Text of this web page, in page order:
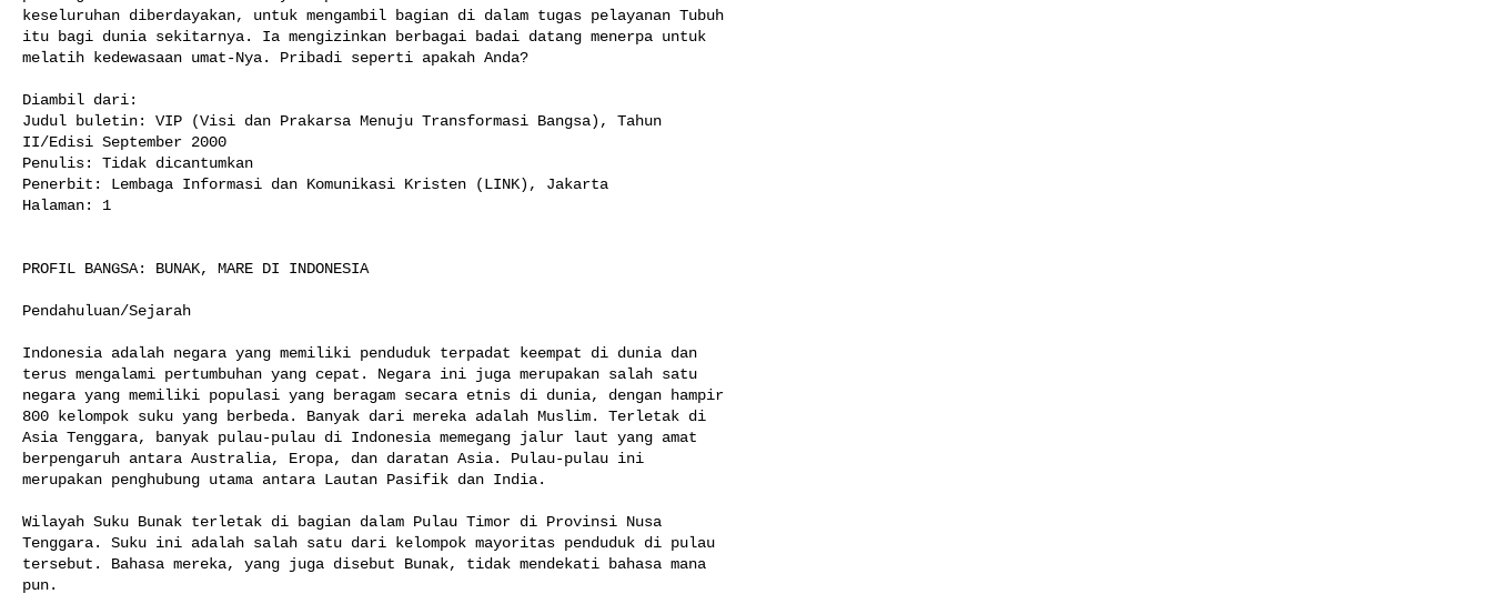
keseluruhan diberdayakan, untuk mengambil bagian di dalam tugas pelayanan Tubuh
itu bagi dunia sekitarnya. Ia mengizinkan berbagai badai datang menerpa untuk
melatih kedewasaan umat-Nya. Pribadi seperti apakah Anda?
Diambil dari:
Judul buletin: VIP (Visi dan Prakarsa Menuju Transformasi Bangsa), Tahun
II/Edisi September 2000
Penulis: Tidak dicantumkan
Penerbit: Lembaga Informasi dan Komunikasi Kristen (LINK), Jakarta
Halaman: 1
PROFIL BANGSA: BUNAK, MARE DI INDONESIA
Pendahuluan/Sejarah
Indonesia adalah negara yang memiliki penduduk terpadat keempat di dunia dan
terus mengalami pertumbuhan yang cepat. Negara ini juga merupakan salah satu
negara yang memiliki populasi yang beragam secara etnis di dunia, dengan hampir
800 kelompok suku yang berbeda. Banyak dari mereka adalah Muslim. Terletak di
Asia Tenggara, banyak pulau-pulau di Indonesia memegang jalur laut yang amat
berpengaruh antara Australia, Eropa, dan daratan Asia. Pulau-pulau ini
merupakan penghubung utama antara Lautan Pasifik dan India.
Wilayah Suku Bunak terletak di bagian dalam Pulau Timor di Provinsi Nusa
Tenggara. Suku ini adalah salah satu dari kelompok mayoritas penduduk di pulau
tersebut. Bahasa mereka, yang juga disebut Bunak, tidak mendekati bahasa mana
pun.